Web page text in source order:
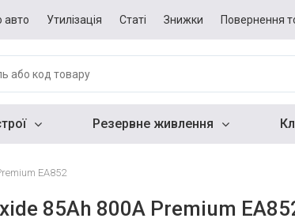
авто Утилізація Статі Знижки Повернення
Резервне живлення
EA852
85Ah 800A Premium